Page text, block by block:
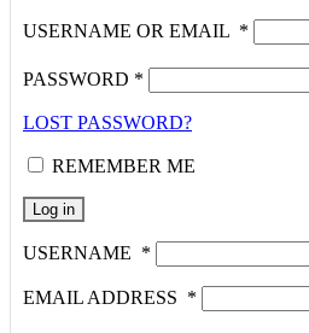
USERNAME OR EMAIL *
PASSWORD *
LOST PASSWORD?
REMEMBER ME
Log in
USERNAME *
EMAIL ADDRESS *